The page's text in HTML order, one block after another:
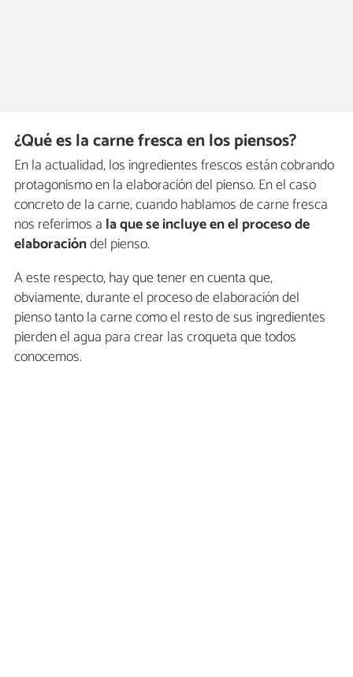
¿Qué es la carne fresca en los piensos?
En la actualidad, los ingredientes frescos están cobrando
protagonismo en la elaboración del pienso. En el caso
concreto de la carne, cuando hablamos de carne fresca
nos referimos a la que se incluye en el proceso de
elaboracióndel pienso.
A este respecto, hay que tener en cuenta que,
obviamente, durante el proceso de elaboración del
pienso tanto la carne como el resto de sus ingredientes
pierden el agua para crear las croqueta que todos
conocemos.